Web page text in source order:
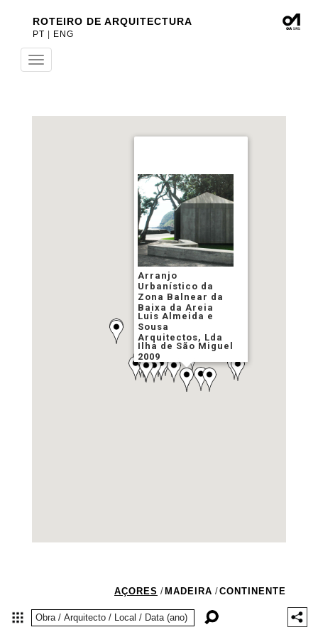
ROTEIRO DE ARQUITECTURA
PT ENG
Toggle
navigation
Arranjo
Urbanístico da
Zona Balnear da
Baixa da Areia
Luis Almeida e
Sousa
Arquitectos, Lda
Ilha de São Miguel
2009
CONTINENTE
MADEIRA
/
AÇORES /